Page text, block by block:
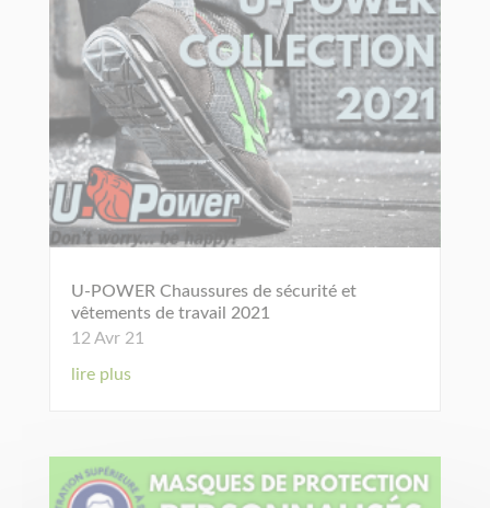
U-POWER Chaussures de sécurité et
vêtements de travail 2021
12 Avr 21
lire plus